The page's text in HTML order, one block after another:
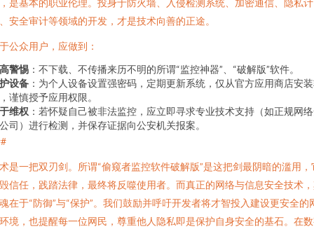
是基本的职业伦理。投身于防火墙、入侵检测系统、加密通信、隐私计
安全审计等领域的开发，才是技术向善的正途。
公众用户，应做到：
警惕 ：不下载、不传播来历不明的所谓“监控神器”、“破解版”软件。
设备 ：为个人设备设置强密码，定期更新系统，仅从官方应用商店安
谨慎授予应用权限。
维权 ：若怀疑自己被非法监控，应立即寻求专业技术支持（如正规网
司）进行检测，并保存证据向公安机关报案。
是一把双刃剑。所谓“偷窥者监控软件破解版”是这把剑最阴暗的滥用，
信任，践踏法律，最终将反噬使用者。而真正的网络与信息安全技术
在于“防御”与“保护”。我们鼓励并呼吁开发者将才智投入建设更安全的
境，也提醒每一位网民，尊重他人隐私即是保护自身安全的基石。在